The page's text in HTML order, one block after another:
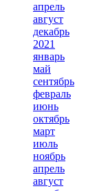
апрель
август
декабрь
2021
январь
май
сентябрь
февраль
июнь
октябрь
март
июль
ноябрь
апрель
август